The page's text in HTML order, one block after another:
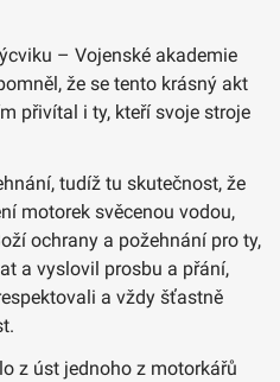
– Vojenské akademie
že se tento krásný akt
přivítal i ty, kteří svoje stroje
tudíž tu skutečnost, že
motorek svěcenou vodou,
ochrany a požehnání pro ty,
a vyslovil prosbu a přání,
a vždy šťastně
z úst jednoho z motorkářů